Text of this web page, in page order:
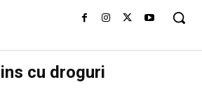
cu droguri